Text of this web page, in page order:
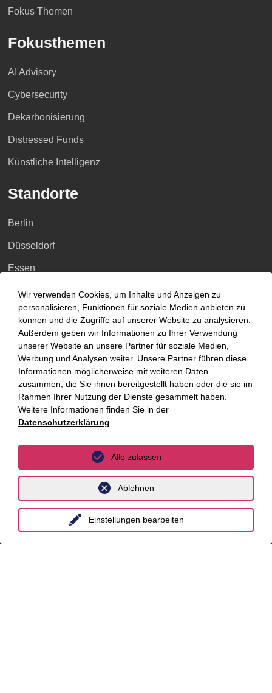
Fokus Themen
Fokusthemen
AI Advisory
Cybersecurity
Dekarbonisierung
Distressed Funds
Künstliche Intelligenz
Standorte
Berlin
Düsseldorf
Essen
Frankfurt a.M.
Hamburg
Hannover
Köln
Leipzig
München
Stuttgart
International
Belgien
China
Wir verwenden Cookies, um Inhalte und Anzeigen zu
personalisieren, Funktionen für soziale Medien anbieten zu
können und die Zugriffe auf unserer Website zu analysieren.
Außerdem geben wir Informationen zu Ihrer Verwendung
unserer Website an unsere Partner für soziale Medien,
Werbung und Analysen weiter. Unsere Partner führen diese
Informationen möglicherweise mit weiteren Daten
zusammen, die Sie ihnen bereitgestellt haben oder die sie im
Rahmen Ihrer Nutzung der Dienste gesammelt haben.
Weitere Informationen finden Sie in der
Datenschutzerklärung
Einstellungen bearbeiten
Ablehnen
Alle zulassen